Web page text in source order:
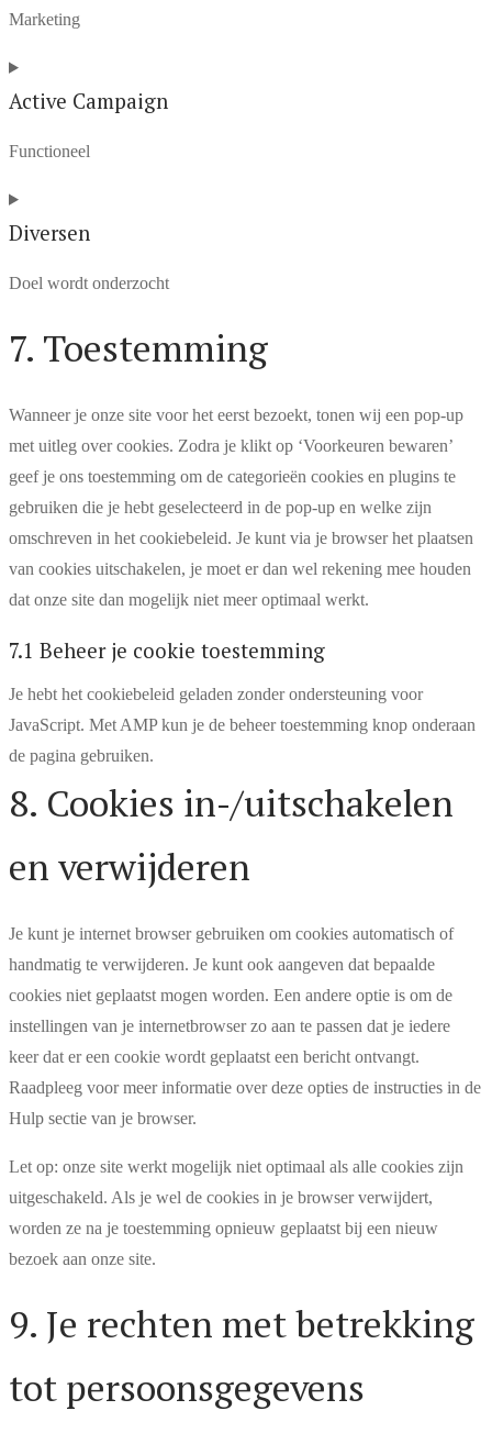
google-
recaptcha
Marketing
Consent
to
google-
ads
Active Campaign
Functioneel
Consent
to
active-
Diversen
Doel wordt onderzocht
to
diversen
7. Toestemming
Wanneer je onze site voor het eerst bezoekt, tonen wij een pop-up
met uitleg over cookies. Zodra je klikt op ‘Voorkeuren bewaren’
geef je ons toestemming om de categorieën cookies en plugins te
gebruiken die je hebt geselecteerd in de pop-up en welke zijn
omschreven in het cookiebeleid. Je kunt via je browser het plaatsen
van cookies uitschakelen, je moet er dan wel rekening mee houden
dat onze site dan mogelijk niet meer optimaal werkt.
7.1 Beheer je cookie toestemming
Je hebt het cookiebeleid geladen zonder ondersteuning voor
JavaScript. Met AMP kun je de beheer toestemming knop onderaan
de pagina gebruiken.
8. Cookies in-/uitschakelen
en verwijderen
Je kunt je internet browser gebruiken om cookies automatisch of
handmatig te verwijderen. Je kunt ook aangeven dat bepaalde
cookies niet geplaatst mogen worden. Een andere optie is om de
instellingen van je internetbrowser zo aan te passen dat je iedere
keer dat er een cookie wordt geplaatst een bericht ontvangt.
Raadpleeg voor meer informatie over deze opties de instructies in de
Hulp sectie van je browser.
Let op: onze site werkt mogelijk niet optimaal als alle cookies zijn
uitgeschakeld. Als je wel de cookies in je browser verwijdert,
worden ze na je toestemming opnieuw geplaatst bij een nieuw
bezoek aan onze site.
9. Je rechten met betrekking
tot persoonsgegevens